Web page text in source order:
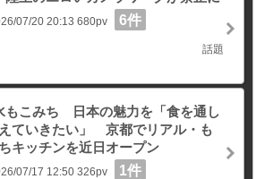
07/20 20:13 680pv 6件
話題
もこみち 日本の魅力を「食を通し
ていきたい」 京都でリアル・も
キッチンを近日オープン
07/17 12:50 326pv 1件